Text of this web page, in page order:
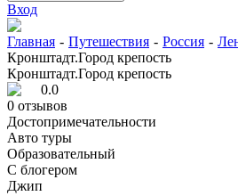
Вход
Главная - Путешествия - Россия -
Кронштадт.Город крепость
Кронштадт.Город крепость
0.0
0 отзывов
Достопримечательности
Авто туры
Образовательный
С блогером
Джип